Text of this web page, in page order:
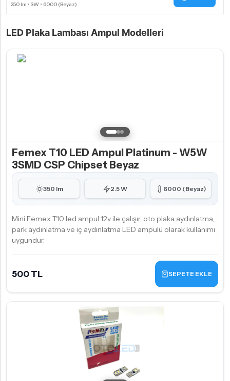
LED Plaka Lambası Ampul Modelleri
Femex T10 LED Ampul Platinum - W5W
3SMD CSP Chipset Beyaz
350 lm 2.5 W 6000 (Beyaz)
Mini Femex T10 led ampul 12v ile çalışır, oto plaka aydınlatma,
park aydınlatma ve iç aydınlatma LED ampulü olarak kullanımı
uygundur.
500 TL SEPETE EKLE